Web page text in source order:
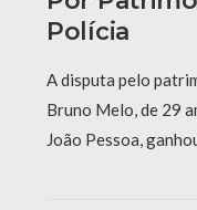
Polícia
A disputa pelo
Bruno Melo, de 29
João Pessoa,